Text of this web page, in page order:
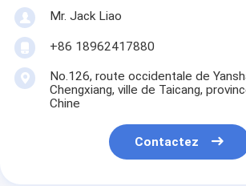
Mr. Jack Liao
+86 18962417880
No.126, route occidentale de
Chengxiang, ville de Taicang,
Chine
Contactez